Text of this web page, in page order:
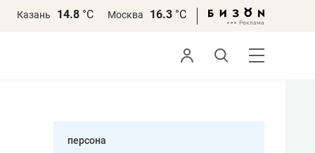
Казань 14.8 °С Москва 16.3 °С
персона